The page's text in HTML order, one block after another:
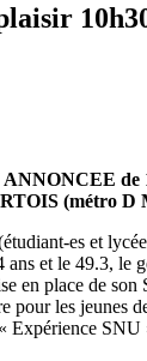
de
(métro D
es et
ans et le 49.3, le
en place de
pour les jeunes
Expérience